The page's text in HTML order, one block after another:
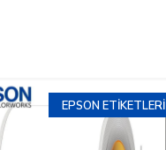
EPSON ETIKETLERI